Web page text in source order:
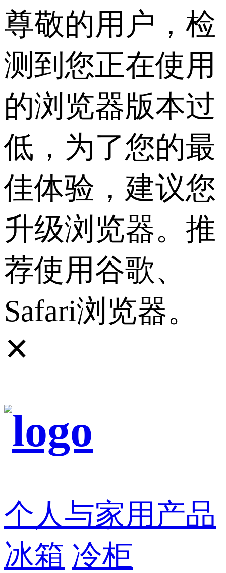
尊敬的用户，检
测到您正在使用
的浏览器版本过
低，为了您的最
佳体验，建议您
升级浏览器。推
荐使用谷歌、
Safari浏览器。
✕
个人与家用产品
冰箱 冷柜